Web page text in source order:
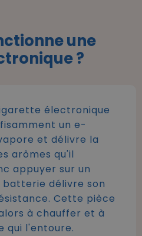
une
?
électronique
un e-
et délivre la
arômes qu'il
appuyer sur un
délivre son
Cette pièce
à chauffer et à
qui l'entoure.